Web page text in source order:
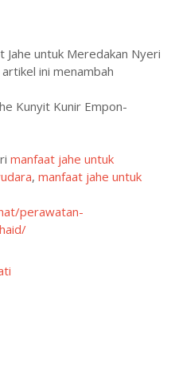
untuk Meredakan Nyeri
ini menambah
Kunyit Kunir Empon-
manfaat jahe untuk
, manfaat jahe untuk
perawatan-